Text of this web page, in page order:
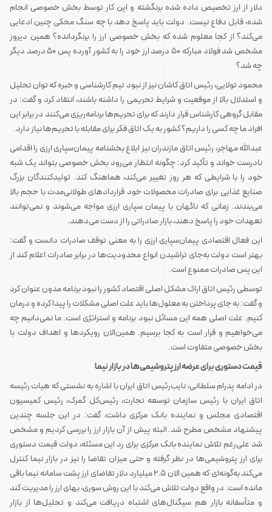
دلار از ارز تخصیص داده شده برنگشته و این کار توسط بخش خصوصی انجام
شده، قابل دفاع نیست. دولت باید پاسخ دهد با چه سنگ محکی چنین ادعایی
می‌کند؟ از کجا معلوم شده که بخش خصوصی ارز را برنگردانده؟ همین دیروز
مشخص شد فولاد مبارکه 50 درصد ارز خود را به کشور آورده پس 50 درصد دیگر
چه شد؟
محمود تولایی، رئیس اتاق کاشان نیز از نبود تیم کارشناسی و خبره که توان تحلیل
و استدلال بالا از موقعیت و شرایط تحریمی را داشته باشند، انتقاد کرد و گفت: در
مقابل گروهی کارشناس قرار دارند که برای تحریم‌ها برنامه‌ریزی می‌کنند در برابر این
افراد ما چه کسی را داریم؟ کشور به یک اتاق فکر برای مقابله با تحریم‌ها نیاز دارد.
عبدالله مهاجر، رئیس اتاق مازندران نیز ابلاغ بخشنامه پیمان‌سپاری ارزی را اقدامی
نادرست خواند و تأکید کرد: چگونه انتظار می‌رود بخش خصوصی بتواند یک‌ شبه
خود را با شرایطی که هر روز تغییر می‌کند، هماهنگ کند. تولیدکنندگان بزرگ
صنایع غذایی برای صادرات محصولات خود قراردادهای طولانی‌مدت با حجم بالا
می‌بندند. زمانی که ناگهان با پیمان سپاری ارزی مواجه می‌شوند و نمی‌توانند
تعهدات خود را پاسخ دهند، بازار صادراتی را از دست می‌دهند.
این فعال اقتصادی پیمان‌سپاری ارزی را به معنی توقف صادرات دانست و گفت:
بهتر است دولت به‌جای تراشیدن انواع محدودیت‌ها در برابر صادرات اعلام کند از
این پس صادرات ممنوع است.
توسطی رئیس اتاق اراک مشکل اصلی اقتصاد کشور را نبود برنامه مدون عنوان کرد
و گفت: به جای پرداختن به معلول‌ها باید علت اصلی مشکلات را پیدا کرده و درمان
کنیم. علت اصلی همه این مسائل نبود برنامه و استراتژی است. ما نمی‌دانیم چه
می‌خواهیم و قرار است به کجا برسیم. همین‌الان رویکردها و اهداف دولت با
بخش خصوصی متفاوت است.
قیمت دستوری برای عرضه ارز پتروشیمی‌ها در بازار نیما
در ادامه پدرام سلطانی، نایب‌رئیس اتاق ایران با اشاره به نشستی که هیات رئیسه
اتاق ایران با رئیس سازمان توسعه تجارت، رئیس‌کل گمرک، رئیس کمیسیون
اقتصادی مجلس و نماینده بانک مرکزی داشت، گفت: در این جلسه چندین
پیشنهاد مشخص مطرح شد. البته پیش از آن بازار ارز را بررسی کردیم و مشخص
شد علی‌رغم تلاش نماینده بانک مرکزی برای رد این مسئله، دولت قیمت دستوری
برای ارز پتروشیمی‌ها در نظر گرفته و حتی میزان تقاضا را نیز در بازار نیما کنترل
می‌کند به‌گونه‌ای که همین الان 2.5 میلیارد دلار تقاضای ارز پشت سامانه نیما باقی
مانده است. در واقع دولت تلاش می‌کند با این روش سوری، بهای ارز را مدیریت کند
و متأسفانه بازار هم سیگنال‌های اشتباه دریافت می‌کند و تحلیل‌ها از بازار